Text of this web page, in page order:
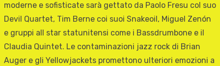
moderne e sofisticate sarà gettato da Paolo Fresu col suo
Devil Quartet, Tim Berne coi suoi Snakeoil, Miguel Zenón
e gruppi all star statunitensi come i Bassdrumbone e il
Claudia Quintet. Le contaminazioni jazz rock di Brian
Auger e gli Yellowjackets promettono ulteriori emozioni a